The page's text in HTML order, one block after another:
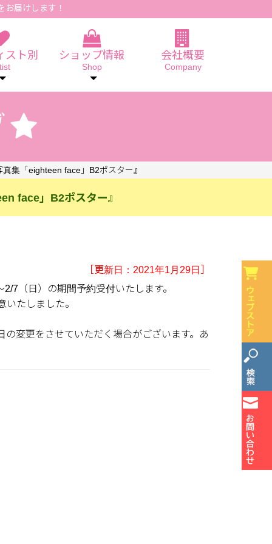
お届けします！
スト別 ショップ情報
Shop
会社概要
Company
集「eighteen face」B2ポスター』
face」B2ポスター』
［更新日：2021年1月29日］
7（日）の期間予約受付いたします。
たしました。
変更をさせていただく場合がございます。あ